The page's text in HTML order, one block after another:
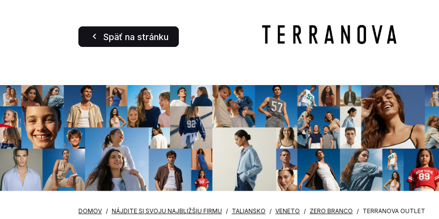
Späť na stránku
DOMOV NÁJDITE SI SVOJU NAJBLIŽŠIU FIRMU TALIANSKO VENETO ZERO BRANCO TERRANOVA OUTLET